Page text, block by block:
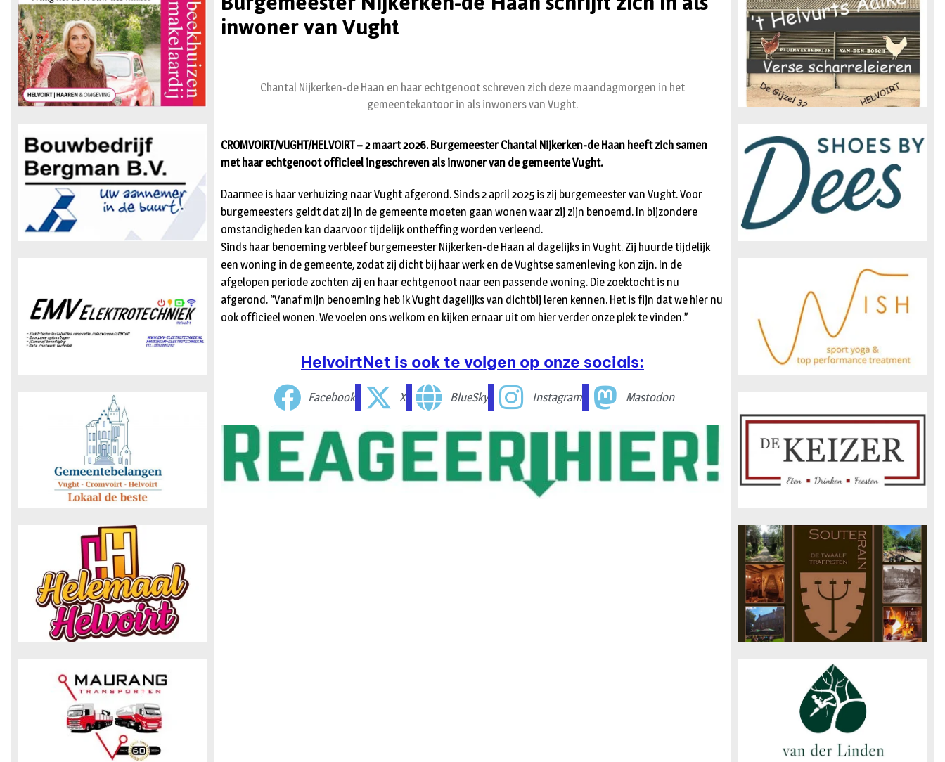
inwoner van Vught
Chantal Nijkerken-de Haan en haar echtgenoot schreven zich deze maandagmorgen in het
gemeentekantoor in als inwoners van Vught.
CROMVOIRT/VUGHT/HELVOIRT – 2 maart 2026. Burgemeester Chantal Nijkerken-de Haan heeft zich samen
met haar echtgenoot officieel ingeschreven als inwoner van de gemeente Vught.
Daarmee is haar verhuizing naar Vught afgerond. Sinds 2 april 2025 is zij burgemeester van Vught. Voor
burgemeesters geldt dat zij in de gemeente moeten gaan wonen waar zij zijn benoemd. In bijzondere
omstandigheden kan daarvoor tijdelijk ontheffing worden verleend.
Sinds haar benoeming verbleef burgemeester Nijkerken-de Haan al dagelijks in Vught. Zij huurde tijdelijk
een woning in de gemeente, zodat zij dicht bij haar werk en de Vughtse samenleving kon zijn. In de
afgelopen periode zochten zij en haar echtgenoot naar een passende woning. Die zoektocht is nu
afgerond. “Vanaf mijn benoeming heb ik Vught dagelijks van dichtbij leren kennen. Het is fijn dat we hier nu
ook officieel wonen. We voelen ons welkom en kijken ernaar uit om hier verder onze plek te vinden.”
HelvoirtNet is ook te volgen op onze socials:
Facebook X BlueSky Instagram Mastodon
n